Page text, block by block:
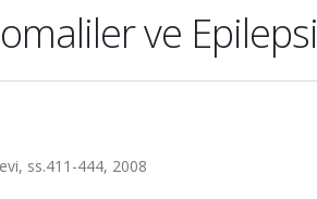
ve Epilepsi
ss.411-444, 2008